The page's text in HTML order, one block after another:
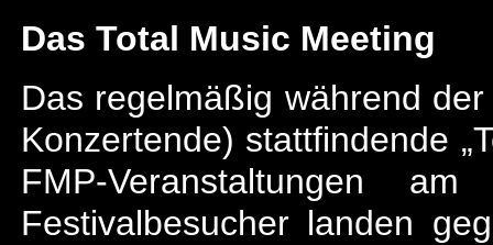
Das Total Music Meeting
Das regelmäßig während
Konzertende) stattfindende
FMP-Veranstaltungen
Festivalbesucher landen